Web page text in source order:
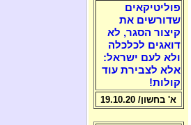
פוליטיקאים
שדורשים את
קיצור הסגר, לא
דואגים לכלכלה
ולא לעם ישראל:
אלא לצבירת עוד
קולות!
א' בחשון/ 19.10.20